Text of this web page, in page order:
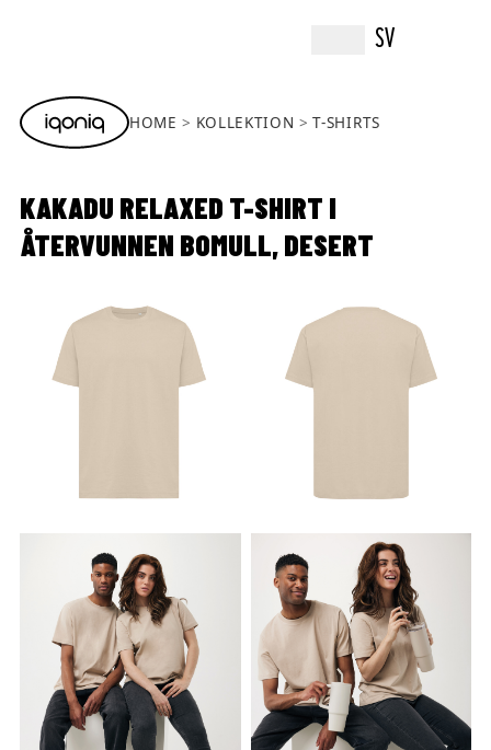
SV
HOME KOLLEKTION T-SHIRTS
KAKADU RELAXED T-SHIRT I
ÅTERVUNNEN BOMULL, DESERT